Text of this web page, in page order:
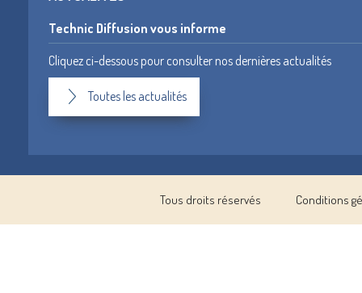
Technic Diffusion vous informe
Cliquez ci-dessous pour consulter nos dernières actualités
Toutes les actualités
Tous droits réservés Conditions